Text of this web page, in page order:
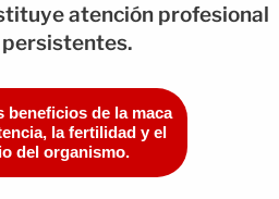
atención profesional
beneficios de la maca
la fertilidad y el
del organismo.